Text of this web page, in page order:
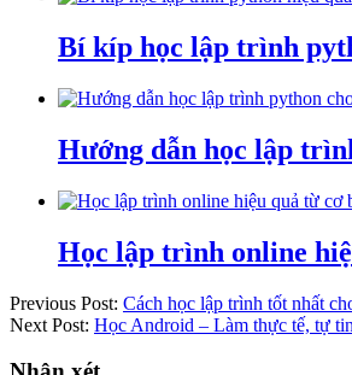
Bí kíp học lập trình
Hướng dẫn học lập
Học lập trình online
Previous Post: Cách học lập trình tốt nhất
Next Post: Học Android – Làm thực tế, tự